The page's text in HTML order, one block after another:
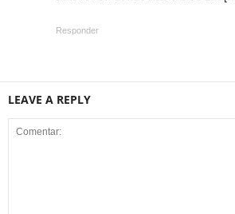
Responder
LEAVE A REPLY